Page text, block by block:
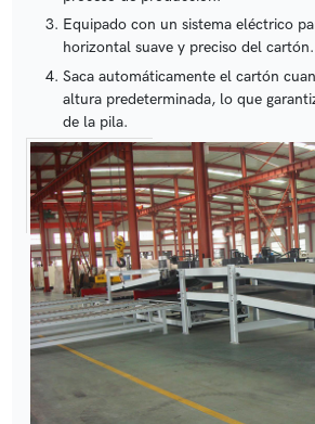
Equipado con un sistema eléctrico
horizontal suave y preciso del cartón.
Saca automáticamente el cartón
altura predeterminada, lo que
de la pila.